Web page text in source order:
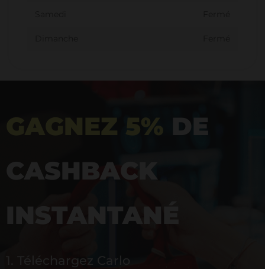
GAGNEZ 5% DE
CASHBACK
INSTANTANÉ
1. Téléchargez Carlo